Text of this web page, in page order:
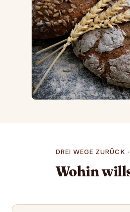
DREI WEGE ZURÜCK
Wohin